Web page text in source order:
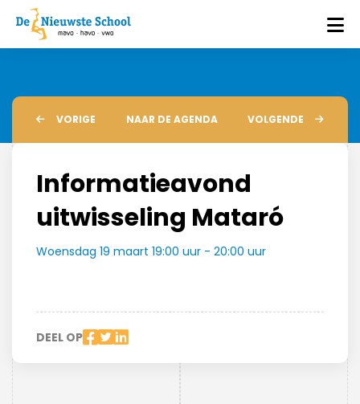
VORIGE NAAR DE AGENDA VOLGENDE
Informatieavond
uitwisseling Mataró
Woensdag 19 maart 19:00 uur - 20:00 uur
DEEL OP